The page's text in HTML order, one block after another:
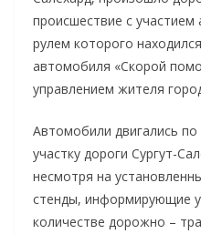
происшествие с
рулем которого
автомобиля «Скорой
управлением жителя
Автомобили двигались
участку дороги Сургут-
несмотря на
стенды, информирующие
количестве дорожно –